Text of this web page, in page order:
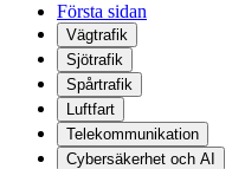
Första sidan
Vägtrafik
Sjötrafik
Spårtrafik
Luftfart
Telekommunikation
Cybersäkerhet och AI